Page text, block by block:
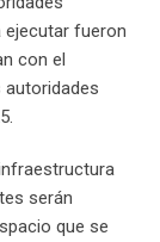
ejecutar fueron
con el
serán
que se